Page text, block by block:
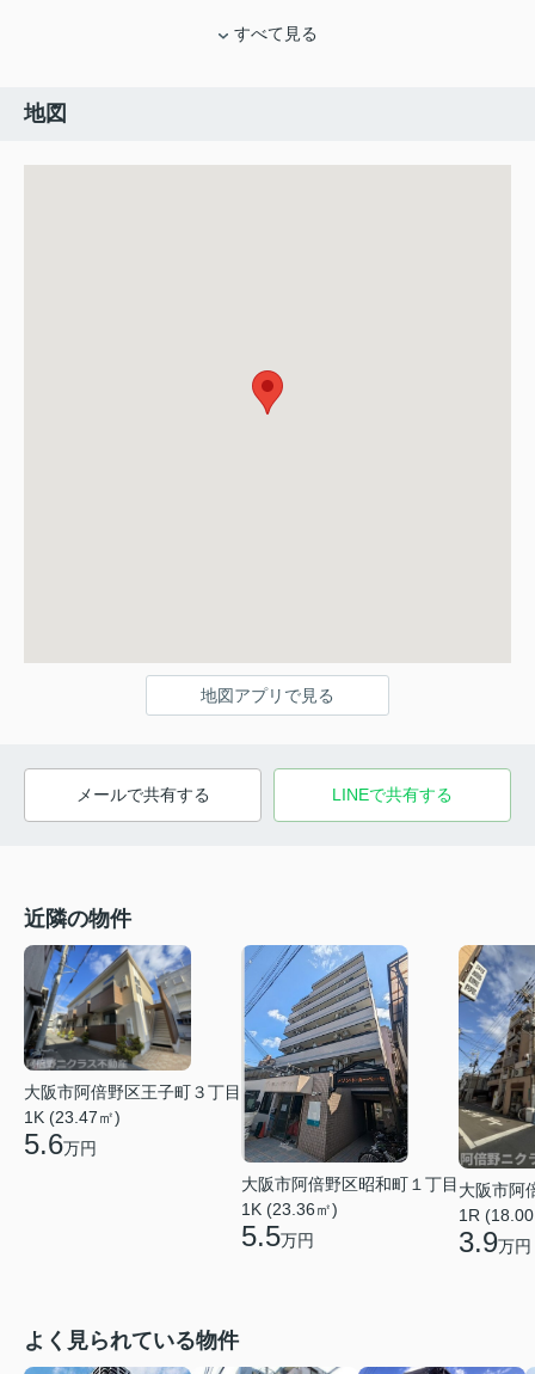
すべて見る
地図
地図アプリで見る
メールで共有する LINEで共有する
近隣の物件
大阪市阿倍野区王子町３丁目
1K (23.47㎡)
5.6万円
大阪市阿倍野区昭和町１丁目
1K (23.36㎡)
5.5万円
大阪市阿
1R
3.9万円
よく見られている物件